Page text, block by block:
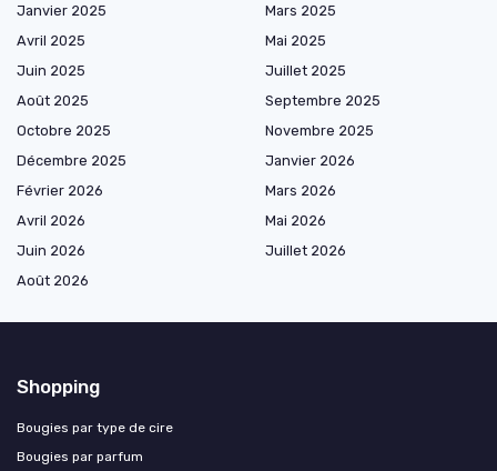
Janvier 2025
Mars 2025
Avril 2025
Mai 2025
Juin 2025
Juillet 2025
Août 2025
Septembre 2025
Octobre 2025
Novembre 2025
Décembre 2025
Janvier 2026
Février 2026
Mars 2026
Avril 2026
Mai 2026
Juin 2026
Juillet 2026
Août 2026
Shopping
Bougies par type de cire
Bougies par parfum